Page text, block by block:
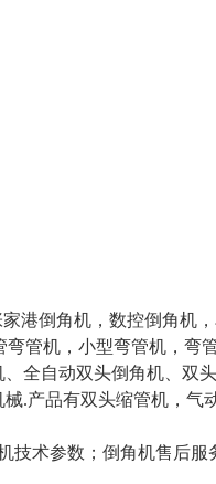
港倒角机，数控倒角
管机，小型弯管机，弯
自动双头倒角机、双
.产品有双头缩管机，
术参数；倒角机售后